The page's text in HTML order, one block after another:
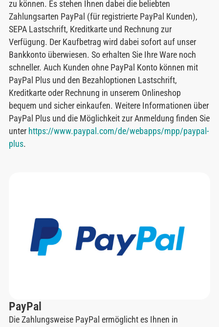
zu können. Es stehen Ihnen dabei die beliebten
Zahlungsarten PayPal (für registrierte PayPal Kunden),
SEPA Lastschrift, Kreditkarte und Rechnung zur
Verfügung. Der Kaufbetrag wird dabei sofort auf unser
Bankkonto überwiesen. So erhalten Sie Ihre Ware noch
schneller. Auch Kunden ohne PayPal Konto können mit
PayPal Plus und den Bezahloptionen Lastschrift,
Kreditkarte oder Rechnung in unserem Onlineshop
bequem und sicher einkaufen. Weitere Informationen über
PayPal Plus und die Möglichkeit zur Anmeldung finden Sie
unter https://www.paypal.com/de/webapps/mpp/paypal-
plus.
PayPal
Die Zahlungsweise PayPal ermöglicht es Ihnen in